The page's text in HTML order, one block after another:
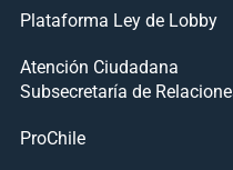
Plataforma Ley de Lobby
Atención Ciudadana
Subsecretaría de
ProChile